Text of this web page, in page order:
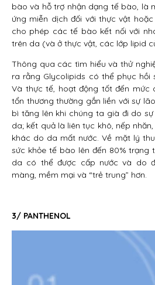
bào và hỗ trợ nhận dạng tế bào, là
ứng miễn dịch đối với thực vật
cho phép các tế bào kết nối với
trên da (và ở thực vật, các lớp lipid
Thông qua các tìm hiểu và thử
ra rằng Glycolipids có thể phục
Và thực tế, hoạt động tốt đến mức
tổn thương thường gắn liền với sự
bì tăng lên khi chúng ta già đi do
da; kết quả là liên tục khô, nếp
khác do da mất nước. Về mặt lý
sức khỏe tế bào lên đến 80%
da có thể được cấp nước và do
màng, mềm mại và “trẻ trung” hơn.
3/ PANTHENOL